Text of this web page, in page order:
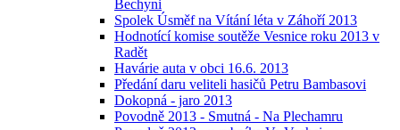
Bechyni
Spolek Úsměf na Vítání léta v Záhoří 2013
Hodnotící komise soutěže Vesnice roku 2013 v
Radět
Havárie auta v obci 16.6. 2013
Předání daru veliteli hasičů Petru Bambasovi
Dokopná - jaro 2013
Povodně 2013 - Smutná - Na Plechamru